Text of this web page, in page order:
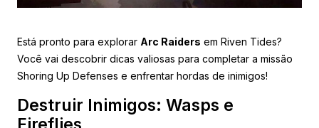
Está pronto para explorar Arc Raiders em Riven Tides?
Você vai descobrir dicas valiosas para completar a missão
Shoring Up Defenses e enfrentar hordas de inimigos!
Destruir Inimigos: Wasps e